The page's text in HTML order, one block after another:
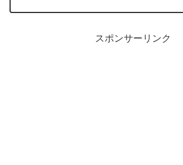
スポンサーリンク